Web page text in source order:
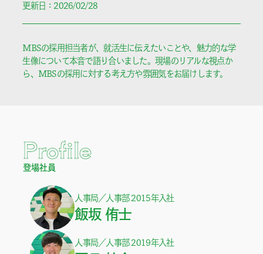
更新日：2026/02/28
MBSの採用担当者が、就活生に伝えたいことや、魅力的な学
生像について本音で語り合いました。現場のリアルな視点か
ら、MBSの採用に対する考え方や雰囲気をお届けします。
Profile
登場社員
人事局／人事部 2015年入社
飯坂 侑士
人事局／人事部 2019年入社